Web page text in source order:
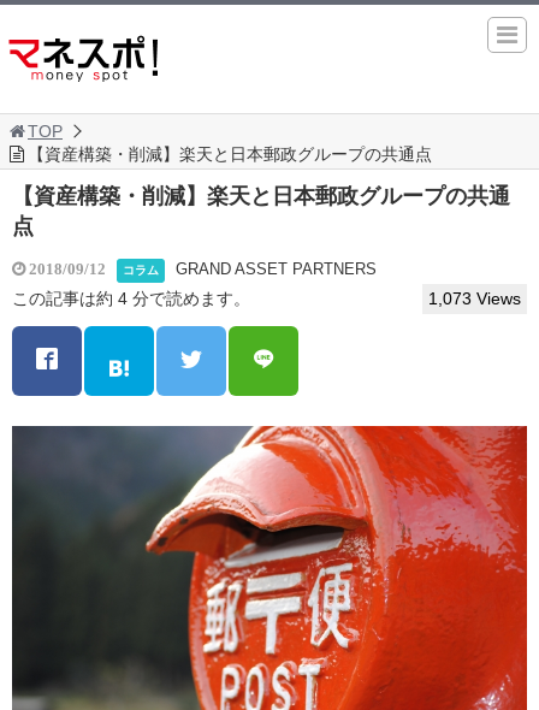
TOP
【資産構築・削減】楽天と日本郵政グループの共通点
【資産構築・削減】楽天と日本郵政グループの共通
点
2018/09/12 コラム GRAND ASSET PARTNERS
この記事は約 4 分で読めます。 1,073 Views